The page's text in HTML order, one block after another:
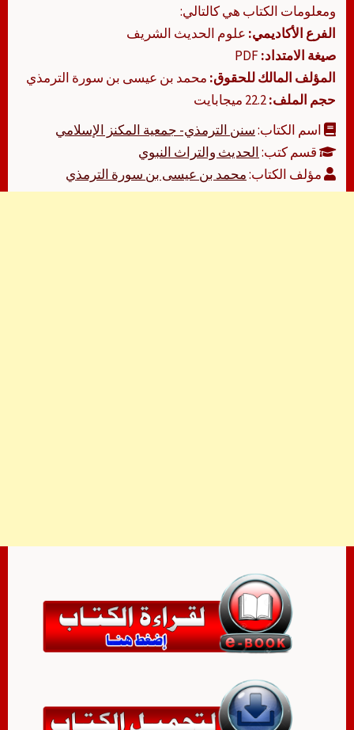
ومعلومات الكتاب هي كالتالي:
الفرع الأكاديمي: علوم الحديث الشريف
صيغة الامتداد:
المؤلف المالك للحقوق: محمد بن عيسى بن سورة الترمذي
حجم الملف:
اسم الكتاب:سنن الترمذي- جمعية المكنز الإسلامي
قسم كتب:الحديث والتراث النبوي
مؤلف الكتاب:محمد بن عيسى بن سورة الترمذي